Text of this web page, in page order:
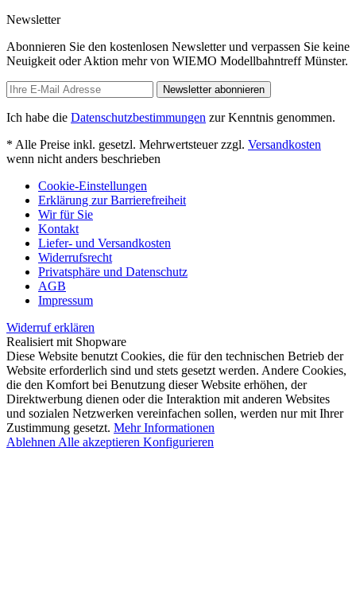
Newsletter
Abonnieren Sie den kostenlosen Newsletter und verpassen Sie keine
Neuigkeit oder Aktion mehr von WIEMO Modellbahntreff Münster.
Newsletter abonnieren
Ich habe die Datenschutzbestimmungen zur Kenntnis genommen.
* Alle Preise inkl. gesetzl. Mehrwertsteuer zzgl. Versandkosten
wenn nicht anders beschrieben
Cookie-Einstellungen
Erklärung zur Barrierefreiheit
Wir für Sie
Kontakt
Liefer- und Versandkosten
Widerrufsrecht
Privatsphäre und Datenschutz
AGB
Impressum
Widerruf erklären
Realisiert mit Shopware
Diese Website benutzt Cookies, die für den technischen Betrieb der
Website erforderlich sind und stets gesetzt werden. Andere Cookies,
die den Komfort bei Benutzung dieser Website erhöhen, der
Direktwerbung dienen oder die Interaktion mit anderen Websites
und sozialen Netzwerken vereinfachen sollen, werden nur mit Ihrer
Zustimmung gesetzt. Mehr Informationen
Ablehnen Alle akzeptieren Konfigurieren